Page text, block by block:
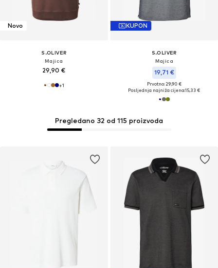
Novo
S.OLIVER
Majica
29,90 €
+1
KUPON
S.OLIVER
Majica
19,71 €
Prvotno: 29,90 €
Posljednja najniža cijena:15,33 €
Pregledano 32 od 115 proizvoda